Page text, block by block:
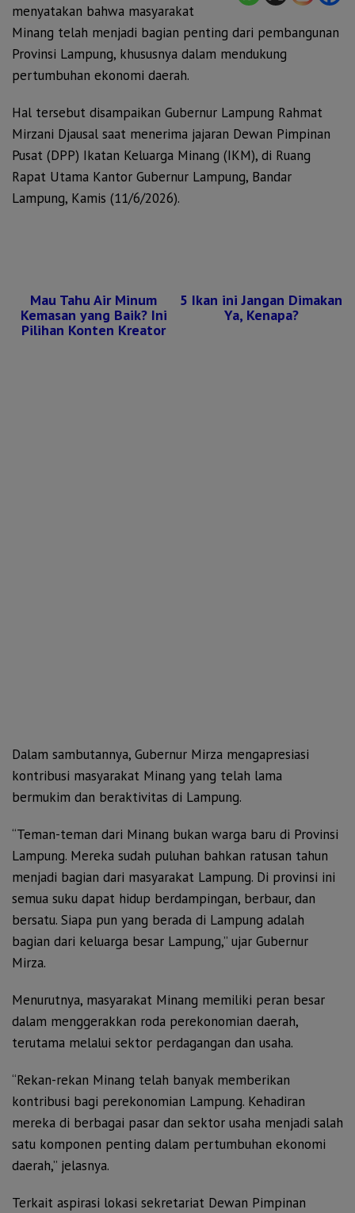
menyatakan bahwa masyarakat
Minang telah menjadi bagian penting dari pembangunan
Provinsi Lampung, khususnya dalam mendukung
pertumbuhan ekonomi daerah.
Hal tersebut disampaikan Gubernur Lampung Rahmat
Mirzani Djausal saat menerima jajaran Dewan Pimpinan
Pusat (DPP) Ikatan Keluarga Minang (IKM), di Ruang
Rapat Utama Kantor Gubernur Lampung, Bandar
Lampung, Kamis (11/6/2026).
Mau Tahu Air Minum
Kemasan yang Baik? Ini
Pilihan Konten Kreator
5 Ikan ini Jangan Dimakan
Ya, Kenapa?
Dalam sambutannya, Gubernur Mirza mengapresiasi
kontribusi masyarakat Minang yang telah lama
bermukim dan beraktivitas di Lampung.
“Teman-teman dari Minang bukan warga baru di Provinsi
Lampung. Mereka sudah puluhan bahkan ratusan tahun
menjadi bagian dari masyarakat Lampung. Di provinsi ini
semua suku dapat hidup berdampingan, berbaur, dan
bersatu. Siapa pun yang berada di Lampung adalah
bagian dari keluarga besar Lampung,” ujar Gubernur
Mirza.
Menurutnya, masyarakat Minang memiliki peran besar
dalam menggerakkan roda perekonomian daerah,
terutama melalui sektor perdagangan dan usaha.
“Rekan-rekan Minang telah banyak memberikan
kontribusi bagi perekonomian Lampung. Kehadiran
mereka di berbagai pasar dan sektor usaha menjadi salah
satu komponen penting dalam pertumbuhan ekonomi
daerah,” jelasnya.
Terkait aspirasi lokasi sekretariat Dewan Pimpinan